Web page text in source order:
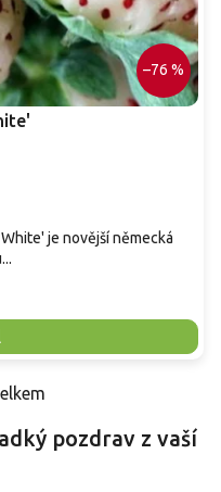
–76 %
je novější německá
pozdrav z vaší